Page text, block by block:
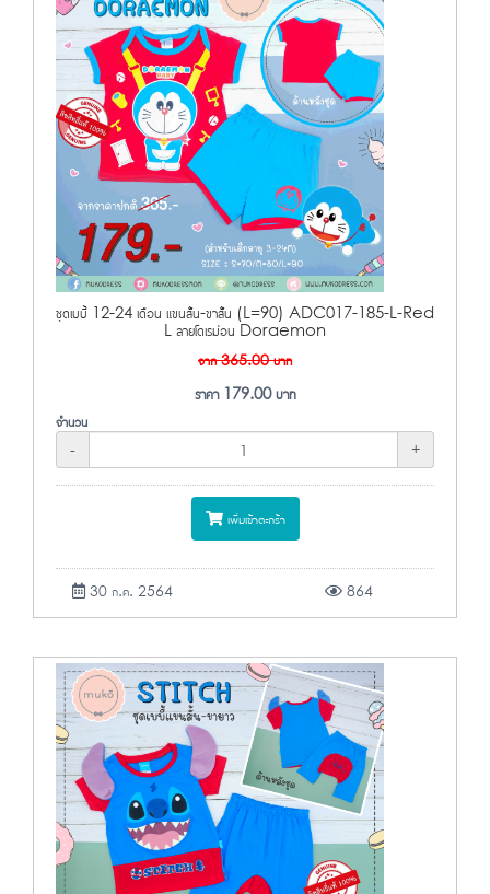
ชุดเบบี้ 12-24 เดือน แขนสั้น-ขาสั้น (L=90) ADC017-185-L-Red
L ลายโดเรม่อน Doraemon
จาก365.00บาท
ราคา 179.00บาท
จำนวน
-
+
เพิ่มเข้าตะกร้า
30 ก.ค. 2564 864